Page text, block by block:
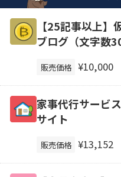
【25記事以上
ブログ（文字数
販売価格 ¥10,000
家事代行サービ
サイト
販売価格 ¥13,152